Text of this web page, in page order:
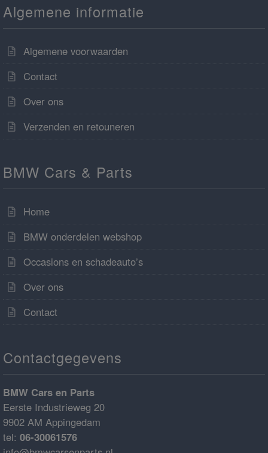
Algemene informatie
Algemene voorwaarden
Contact
Over ons
Verzenden en retouneren
BMW Cars & Parts
Home
BMW onderdelen webshop
Occasions en schadeauto’s
Over ons
Contact
Contactgegevens
BMW Cars en Parts
Eerste Industrieweg 20
9902 AM Appingedam
tel: 06-30061576